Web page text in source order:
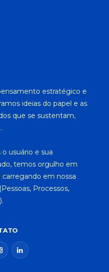
estratégico e
ideias do papel e as
que se sustentam,
usuário e sua
temos orgulho em
em nossa
Processos,